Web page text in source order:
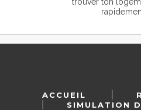
ACCUEIL
SIMULATION